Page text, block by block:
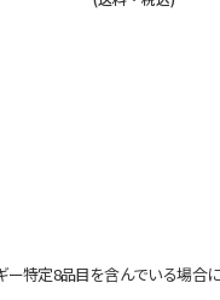
特定8品目を含んでいる場合に